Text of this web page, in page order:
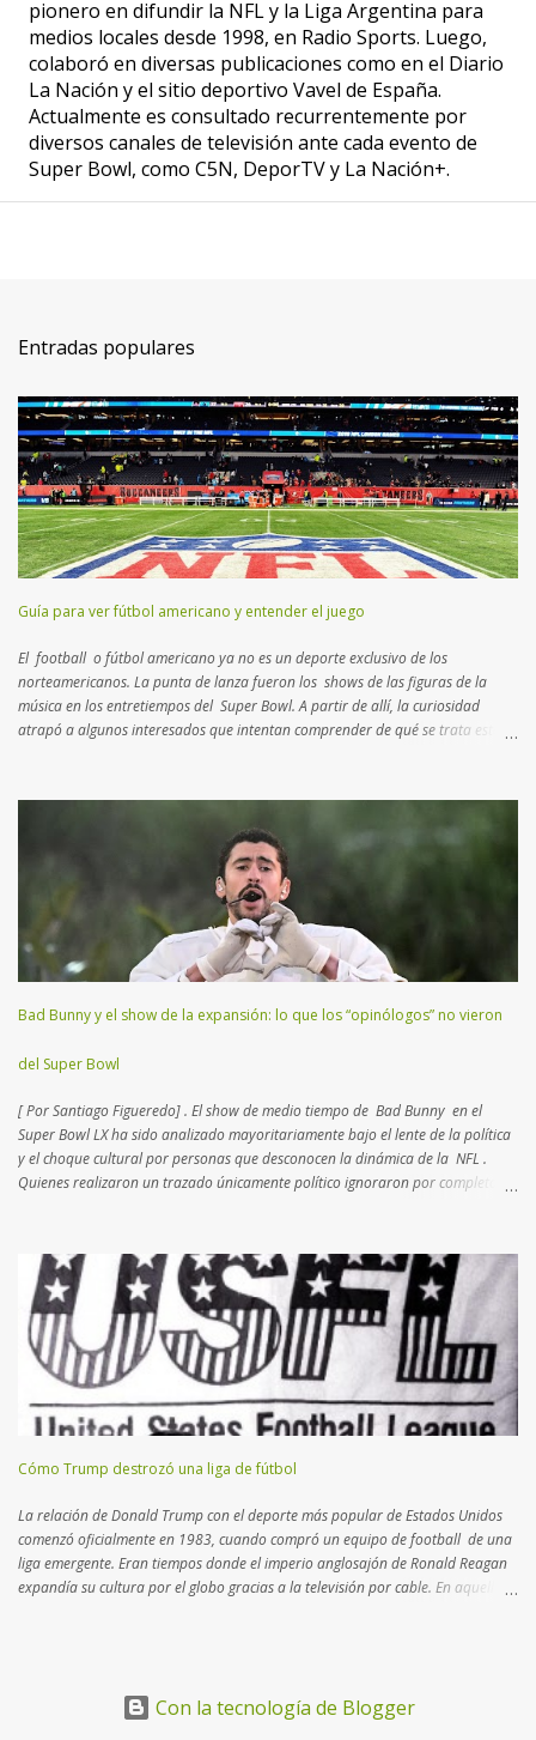
pionero en difundir la NFL y la Liga Argentina para
medios locales desde 1998, en Radio Sports. Luego,
colaboró en diversas publicaciones como en el Diario
La Nación y el sitio deportivo Vavel de España.
Actualmente es consultado recurrentemente por
diversos canales de televisión ante cada evento de
Super Bowl, como C5N, DeporTV y La Nación+.
Entradas populares
Guía para ver fútbol americano y entender el juego
El football o fútbol americano ya no es un deporte exclusivo de los
norteamericanos. La punta de lanza fueron los shows de las figuras de la
música en los entretiempos del Super Bowl. A partir de allí, la curiosidad
atrapó a algunos interesados que intentan comprender de qué se trata esta
al football como un deporte de contacto . Si bien es cierto, hay
características más atractivas para detallar. Esta disciplina es un “ ajedrez
humano ”, como el que practicaban los reyes en la edad media con actores
reales en un campo abierto. En lugar de 16 piezas, hay dos equipos de 11
jugadores que se disputan el terreno, donde cada uno deberá transitar
yardas para anotar puntos, trasladando o pateando un balón ovalado. El
Super Bowl (o Super Tazón) es la final del campeonato mundial...
Bad Bunny y el show de la expansión: lo que los “opinólogos” no vieron
del Super Bowl
[ Por Santiago Figueredo] . El show de medio tiempo de Bad Bunny en el
Super Bowl LX ha sido analizado mayoritariamente bajo el lente de la política
y el choque cultural por personas que desconocen la dinámica de la NFL .
Quienes realizaron un trazado únicamente político ignoraron por completo el
para quienes conocemos el deporte fue un movimiento de mercado calculado
hacia los nuevos negocios . Los periodistas que seguimos la NFL desde
hace 20 años, sabemos que la Liga busca intérpretes que atraigan a un
público foráneo. Esta política de "exportación" comenzó en el nuevo milenio
con partidos en México e Inglaterra , destinos con masas críticas de fanáticos.
Recientemente, se entendió que Brasil podría continuar el lazo
latinoamericano con una plaza vital para desem...
Cómo Trump destrozó una liga de fútbol
La relación de Donald Trump con el deporte más popular de Estados Unidos
comenzó oficialmente en 1983, cuando compró un equipo de football de una
liga emergente. Eran tiempos donde el imperio anglosajón de Ronald Reagan
expandía su cultura por el globo gracias a la televisión por cable. En aquella
adquisición de New Jersey Generals , el nombre de Donald John Trump
Con la tecnología de Blogger